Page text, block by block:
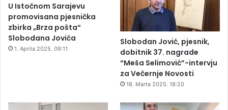
U Istočnom Sarajevu
promovisana pjesnička
zbirka „Brza pošta“
Slobodana Jovića
1. Aprila 2025. 09:11
Slobodan Jović, pjesnik,
dobitnik 37. nagrade
“Meša Selimović”-intervju
za Večernje Novosti
18. Marta 2025. 18:20